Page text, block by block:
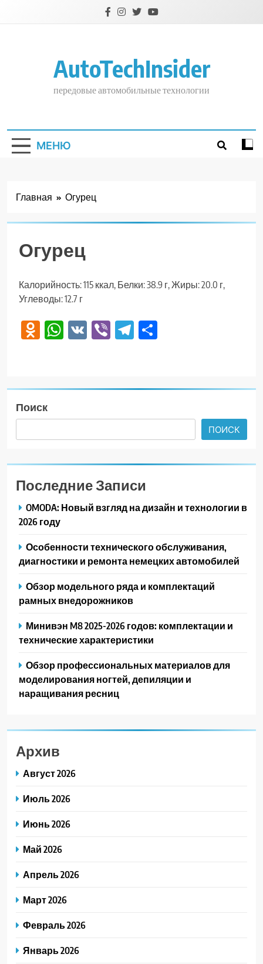
AutoTechInsider
передовые автомобильные технологии
МЕНЮ
Главная Огурец
Огурец
Калорийность: 115 ккал, Белки: 38.9 г, Жиры: 20.0 г,
Углеводы: 12.7 г
Odnoklassniki
WhatsApp
VK ViberTelegram
Поиск
ПОИСК
Последние Записи
OMODA: Новый взгляд на дизайн и технологии в
2026 году
Особенности технического обслуживания,
диагностики и ремонта немецких автомобилей
Обзор модельного ряда и комплектаций
рамных внедорожников
Минивэн M8 2025-2026 годов: комплектации и
технические характеристики
Обзор профессиональных материалов для
моделирования ногтей, депиляции и
наращивания ресниц
Архив
Август 2026
Июль 2026
Июнь 2026
Май 2026
Апрель 2026
Март 2026
Февраль 2026
Январь 2026